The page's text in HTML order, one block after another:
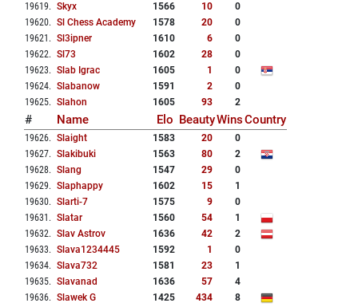
19619. Skyx 1566 10
0
19620. Sl Chess Academy 1578 20
0
19621 . Sl3ipner 1610 6
0
19622. Sl73 1602 28
0
19623. Slab Igrac 1605 1
0
19624. Slabanow 1591 2
0
19625. Slahon 1605 93 2
# Name Elo BeautyWinsCountry
19626. Slaight 1583 20
0
19627. Slakibuki 1563 80
2
19628. Slang 1547 29
0
19629. Slaphappy 1602 15
1
19630. Slarti-7 1575 9
0
19631 . Slatar 1560 54
1
19632. Slav Astrov 1636 42
2
19633. Slava1234445 1592 1
0
19634. Slava732 1581 23
1
19635. Slavanad 1636 57
4
19636. Slawek G 1425 434
8